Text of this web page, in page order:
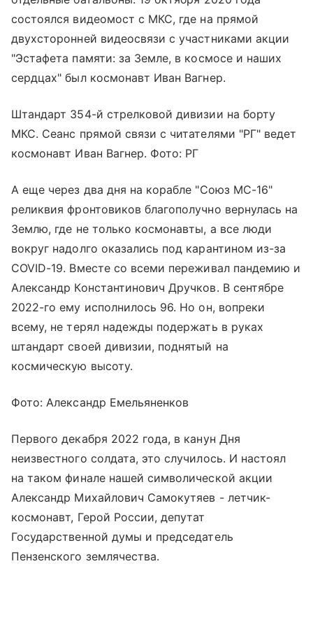
состоялся видеомост с МКС, где на прямой
двухсторонней видеосвязи с участниками акции
"Эстафета памяти: за Земле, в космосе и наших
сердцах" был космонавт Иван Вагнер.
Штандарт 354-й стрелковой дивизии на борту
МКС. Сеанс прямой связи с читателями "РГ" ведет
космонавт Иван Вагнер. Фото: РГ
А еще через два дня на корабле "Союз МС-16"
реликвия фронтовиков благополучно вернулась на
Землю, где не только космонавты, а все люди
вокруг надолго оказались под карантином из-за
COVID-19. Вместе со всеми переживал пандемию и
Александр Константинович Дручков. В сентябре
2022-го ему исполнилось 96. Но он, вопреки
всему, не терял надежды подержать в руках
штандарт своей дивизии, поднятый на
космическую высоту.
Фото: Александр Емельяненков
Первого декабря 2022 года, в канун Дня
неизвестного солдата, это случилось. И настоял
на таком финале нашей символической акции
Александр Михайлович Самокутяев - летчик-
космонавт, Герой России, депутат
Государственной думы и председатель
Пензенского землячества.